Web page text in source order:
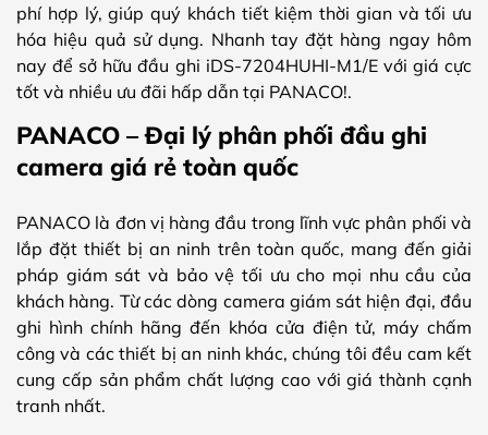
phí hợp lý, giúp quý khách tiết kiệm thời gian và tối ưu
hóa hiệu quả sử dụng. Nhanh tay đặt hàng ngay hôm
nay để sở hữu đầu ghi iDS-7204HUHI-M1/E với giá cực
tốt và nhiều ưu đãi hấp dẫn tại PANACO!.
PANACO – Đại lý phân phối đầu ghi
camera giá rẻ toàn quốc
PANACO là đơn vị hàng đầu trong lĩnh vực phân phối và
lắp đặt thiết bị an ninh trên toàn quốc, mang đến giải
pháp giám sát và bảo vệ tối ưu cho mọi nhu cầu của
khách hàng. Từ các dòng camera giám sát hiện đại, đầu
ghi hình chính hãng đến khóa cửa điện tử, máy chấm
công và các thiết bị an ninh khác, chúng tôi đều cam kết
cung cấp sản phẩm chất lượng cao với giá thành cạnh
tranh nhất.